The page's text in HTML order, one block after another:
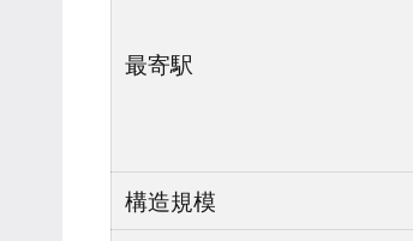
最寄駅
構造規模